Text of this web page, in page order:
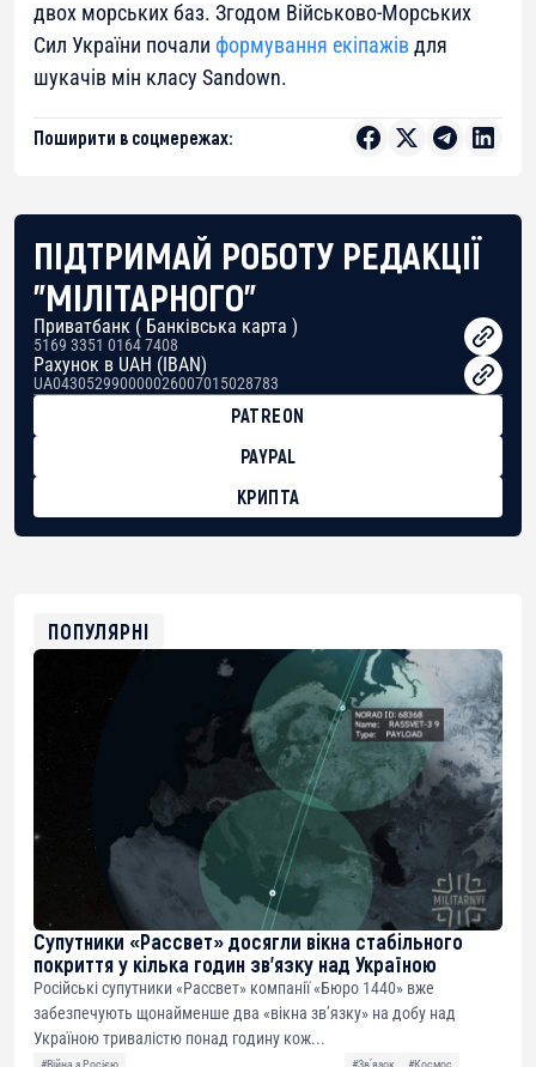
двох морських баз. Згодом Військово-Морських
Сил України почали формування екіпажів для
шукачів мін класу Sandown.
Поширити в соцмережах:
ПІДТРИМАЙ РОБОТУ РЕДАКЦІЇ
"МІЛІТАРНОГО"
Приватбанк ( Банківська карта )
5169 3351 0164 7408
Рахунок в UAH (IBAN)
UA043052990000026007015028783
PATREON
PAYPAL
КРИПТА
0xfD02863D3289416fcF50975c9DFda13623f97758
ПОПУЛЯРНІ
Супутники «Рассвет» досягли вікна стабільного
покриття у кілька годин зв’язку над Україною
Російські супутники «Рассвет» компанії «Бюро 1440» вже
забезпечують щонайменше два «вікна зв’язку» на добу над
Україною тривалістю понад годину кож...
#Війна з Росією #Звʼязок #Космос